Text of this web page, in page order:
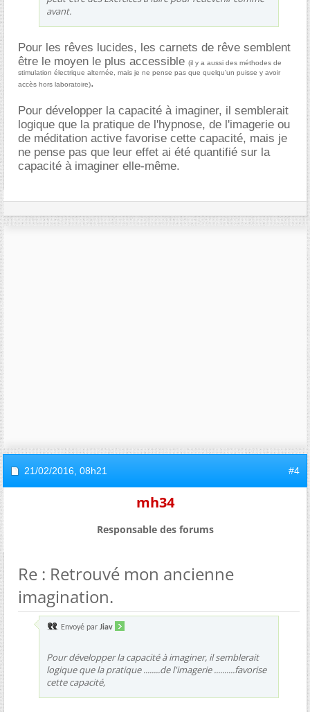
avant.
Pour les rêves lucides, les carnets de rêve semblent
être le moyen le plus accessible (il y a aussi des méthodes de
stimulation électrique alternée, mais je ne pense pas que quelqu'un puisse y avoir
accès hors laboratoire).
Pour développer la capacité à imaginer, il semblerait
logique que la pratique de l'hypnose, de l'imagerie ou
de méditation active favorise cette capacité, mais je
ne pense pas que leur effet ai été quantifié sur la
capacité à imaginer elle-même.
21/02/2016, 08h21 #4
mh34
Responsable des forums
Re : Retrouvé mon ancienne
imagination.
Envoyé par Jiav
Pour développer la capacité à imaginer, il semblerait
logique que la pratique ........de l'imagerie ..........favorise
cette capacité,